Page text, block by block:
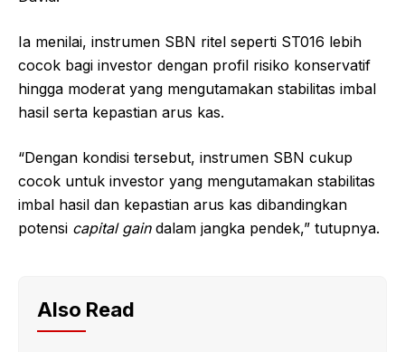
Ia menilai, instrumen SBN ritel seperti ST016 lebih
cocok bagi investor dengan profil risiko konservatif
hingga moderat yang mengutamakan stabilitas imbal
hasil serta kepastian arus kas.
“Dengan kondisi tersebut, instrumen SBN cukup
cocok untuk investor yang mengutamakan stabilitas
imbal hasil dan kepastian arus kas dibandingkan
potensi capital gaindalam jangka pendek,” tutupnya.
Also Read